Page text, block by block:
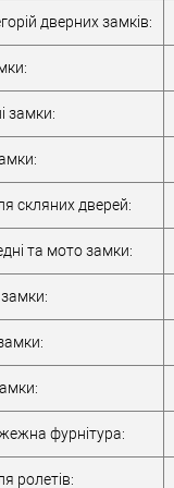
Врізний замок
дверних замків:
замки:
скляних дверей:
та мото замки:
фурнітура:
ролетів: